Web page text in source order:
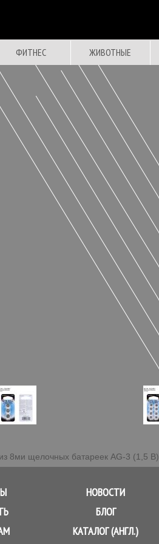
ФИТНЕС ЖИВОТНЫЕ
8ми щелочных батареек AG-3 (1,5 В).
НОВОСТИ
БЛОГ
КАТАЛОГ (АНГЛ.)